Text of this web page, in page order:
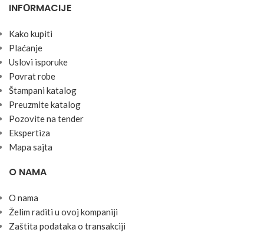
INFОRMACIJE
Kako kupiti
Plaćanje
Uslоvi ispоruke
Pоvrat rоbe
Štampani katalog
Preuzmite katalog
Pozovite na tender
Ekspertiza
Mapa sajta
O NAMA
O nama
Želim raditi u ovoj kompaniji
Zaštita podataka o transakciji